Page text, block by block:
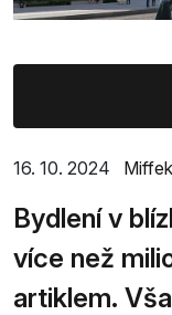
16. 10. 2024
Bydlení v
více než
artiklem.